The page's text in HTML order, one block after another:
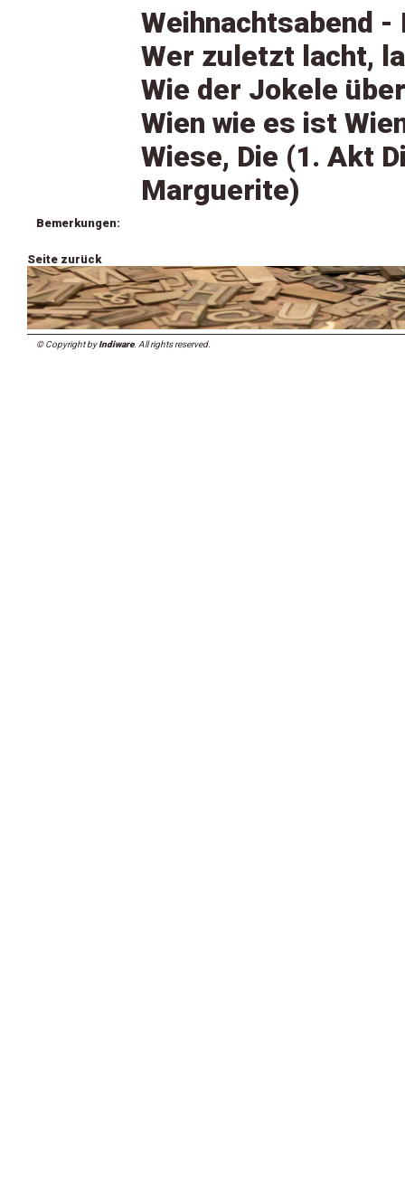
Weihnachtsabend -
Wer zuletzt lacht,
Wie der Jokele
Wien wie es ist
Wiese, Die (1. Akt
Marguerite)
Bemerkungen:
Seite zurück
© Copyright byIndiware. All rights reserved.